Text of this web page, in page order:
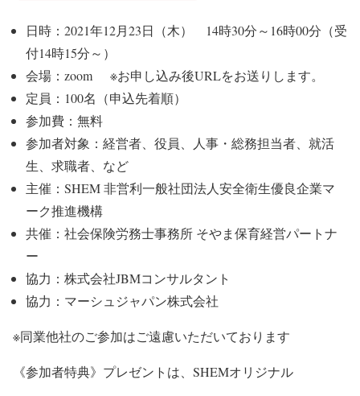
日時：2021年12月23日（木） 14時30分～16時00分（受
付14時15分～）
会場：zoom ※お申し込み後URLをお送りします。
定員：100名（申込先着順）
参加費：無料
参加者対象：経営者、役員、人事・総務担当者、就活
生、求職者、など
主催：SHEM 非営利一般社団法人安全衛生優良企業マ
ーク推進機構
共催：社会保険労務士事務所 そやま保育経営パートナ
ー
協力：株式会社JBMコンサルタント
協力：マーシュジャパン株式会社
※同業他社のご参加はご遠慮いただいております
《参加者特典》プレゼントは、SHEMオリジナル